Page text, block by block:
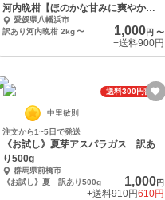
河内晩柑【ほのかな甘みに爽やかな
酸味】
愛媛県八幡浜市
訳あり河内晩柑 2kg 〜 1,000円 〜
+送料900円
送料300円割引
中里敏則
注文から1~5日で発送
《お試し》夏芽アスパラガス 訳あ
り500g
群馬県前橋市
《お試し》夏 訳あり500g
1,000円
+送料910円610円